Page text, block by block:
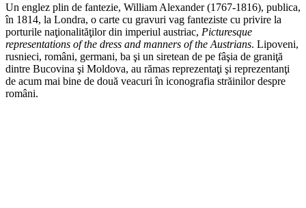
Un englez plin de fantezie, William Alexander (1767-1816), publica,
în 1814, la Londra, o carte cu gravuri vag fanteziste cu privire la
porturile naţionalităţilor din imperiul austriac, Picturesque
representations of the dress and manners of the Austrians. Lipoveni,
rusnieci, români, germani, ba şi un siretean de pe fâşia de graniţă
dintre Bucovina şi Moldova, au rămas reprezentaţi şi reprezentanţi
de acum mai bine de două veacuri în iconografia străinilor despre
români.